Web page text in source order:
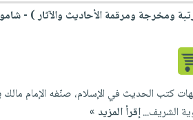
ومخرجة ومرقمة الأحاديث والآثار ) -
كتب الحديث في الإسلام، صنّفه الإمام مالك
الشريف...إقرأ المزيد »